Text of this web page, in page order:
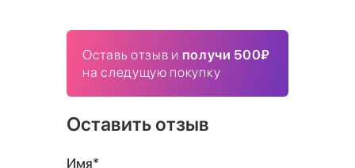
Оставь отзыв и получи 500₽
на следущую покупку
Оставить отзыв
Имя*